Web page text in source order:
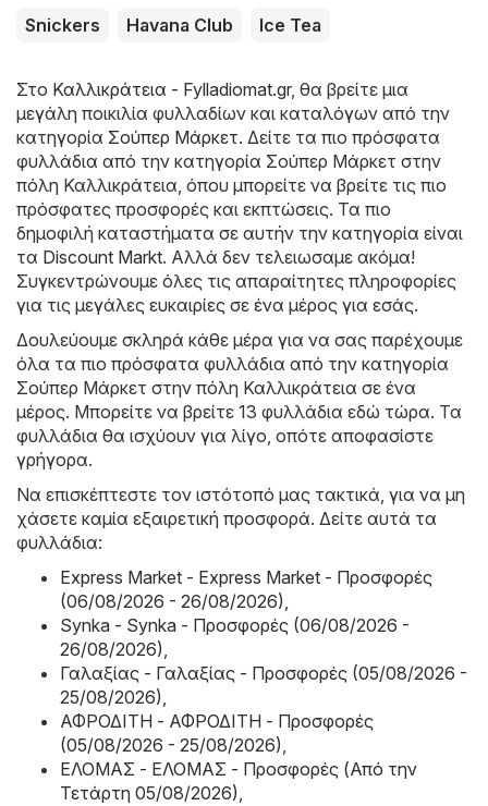
Snickers Havana Club Ice Tea
Στο Καλλικράτεια - Fylladiomat.gr, θα βρείτε μια
μεγάλη ποικιλία φυλλαδίων και καταλόγων από την
κατηγορία Σούπερ Μάρκετ. Δείτε τα πιο πρόσφατα
φυλλάδια από την κατηγορία Σούπερ Μάρκετ στην
πόλη Καλλικράτεια, όπου μπορείτε να βρείτε τις πιο
πρόσφατες προσφορές και εκπτώσεις. Τα πιο
δημοφιλή καταστήματα σε αυτήν την κατηγορία είναι
τα Discount Markt. Αλλά δεν τελειωσαμε ακόμα!
Συγκεντρώνουμε όλες τις απαραίτητες πληροφορίες
για τις μεγάλες ευκαιρίες σε ένα μέρος για εσάς.
Δουλεύουμε σκληρά κάθε μέρα για να σας παρέχουμε
όλα τα πιο πρόσφατα φυλλάδια από την κατηγορία
Σούπερ Μάρκετ στην πόλη Καλλικράτεια σε ένα
μέρος. Μπορείτε να βρείτε 13 φυλλάδια εδώ τώρα. Τα
φυλλάδια θα ισχύουν για λίγο, οπότε αποφασίστε
γρήγορα.
Να επισκέπτεστε τον ιστότοπό μας τακτικά, για να μη
χάσετε καμία εξαιρετική προσφορά. Δείτε αυτά τα
φυλλάδια:
Express Market - Express Market - Προσφορές
(06/08/2026 - 26/08/2026),
Synka - Synka - Προσφορές (06/08/2026 -
26/08/2026),
Γαλαξίας - Γαλαξίας - Προσφορές (05/08/2026 -
25/08/2026),
ΑΦΡΟΔΙΤΗ - ΑΦΡΟΔΙΤΗ - Προσφορές
(05/08/2026 - 25/08/2026),
ΕΛΟΜΑΣ - ΕΛΟΜΑΣ - Προσφορές (Από την
Τετάρτη 05/08/2026),